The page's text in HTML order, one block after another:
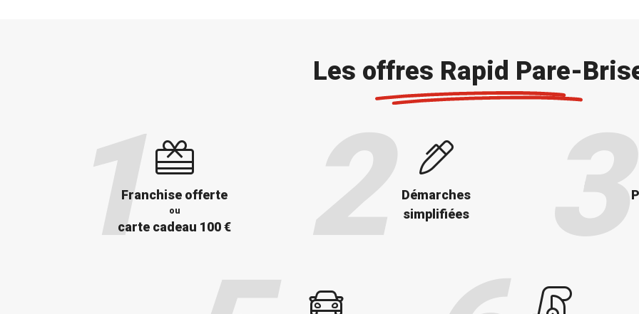
Les offres Rapid Pare-
Franchise offerte
ou
carte cadeau 100 €
Démarches
simplifiées